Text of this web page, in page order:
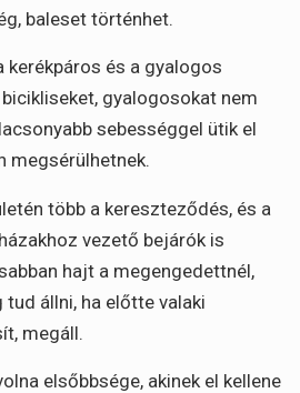
baleset történhet.
kerékpáros és a gyalogos
gyalogosokat nem
sebességgel ütik el
megsérülhetnek.
több a kereszteződés, és a
vezető bejárók is
hajt a megengedettnél,
állni, ha előtte valaki
megáll.
elsőbbsége, akinek el kellene